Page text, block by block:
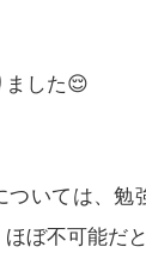
ました😌
ついては、勉
ぼ不可能だ